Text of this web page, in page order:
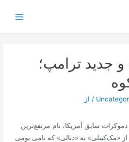
جدید ترامپ؛
/ از
سابق آمریکا، نام مرتفع‌ترین
«مک‌کینلی» به «دنالی» که نامی بومی